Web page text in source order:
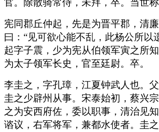
官。除散骑常侍，未拜，卒。当世称
宪同郡丘仲起，先是为晋平郡，清
曰：“见可欲心能不乱，此杨公所以
起字子震，少为宪从伯领军寅之所
为太子领军长史，官至廷尉。卒。
李圭之，字孔璋，江夏钟武人也。父
圭之少辟州从事。宋泰始初，蔡兴
之为安西府佐，委以职事，清治见
谘议，右军将军，兼都水使者。圭